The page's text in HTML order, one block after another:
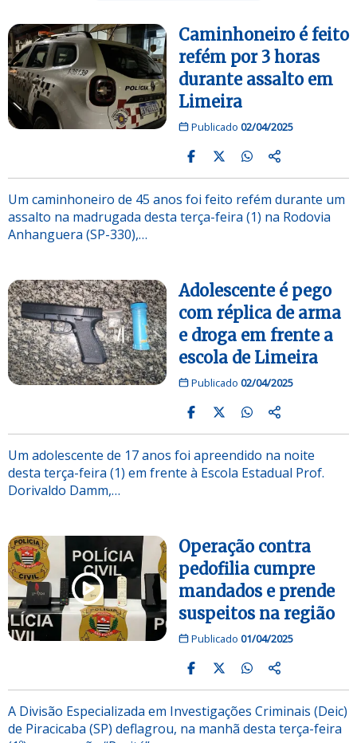
Caminhoneiro é feito
refém por 3 horas
durante assalto em
Limeira
Publicado 02/04/2025
Um caminhoneiro de 45 anos foi feito refém durante um
assalto na madrugada desta terça-feira (1) na Rodovia
Anhanguera (SP-330),…
Adolescente é pego
com réplica de arma
e droga em frente a
escola de Limeira
Publicado 02/04/2025
Um adolescente de 17 anos foi apreendido na noite
desta terça-feira (1) em frente à Escola Estadual Prof.
Dorivaldo Damm,…
Operação contra
pedofilia cumpre
mandados e prende
suspeitos na região
Publicado 01/04/2025
A Divisão Especializada em Investigações Criminais (Deic)
de Piracicaba (SP) deflagrou, na manhã desta terça-feira